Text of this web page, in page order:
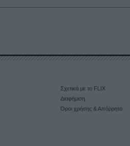
Σχετικά με το FLIX
Διαφήμιση
Όροι χρήσης & Απόρρητο